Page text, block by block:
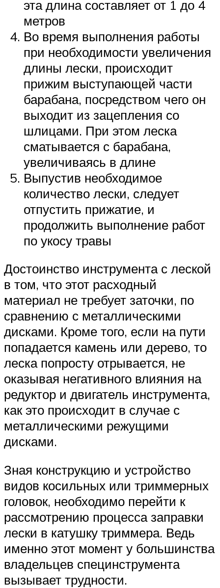
эта длина составляет от 1 до 4
метров
Во время выполнения работы
при необходимости увеличения
длины лески, происходит
прижим выступающей части
барабана, посредством чего он
выходит из зацепления со
шлицами. При этом леска
сматывается с барабана,
увеличиваясь в длине
Выпустив необходимое
количество лески, следует
отпустить прижатие, и
продолжить выполнение работ
по укосу травы
Достоинство инструмента с леской
в том, что этот расходный
материал не требует заточки, по
сравнению с металлическими
дисками. Кроме того, если на пути
попадается камень или дерево, то
леска попросту отрывается, не
оказывая негативного влияния на
редуктор и двигатель инструмента,
как это происходит в случае с
металлическими режущими
дисками.
Зная конструкцию и устройство
видов косильных или триммерных
головок, необходимо перейти к
рассмотрению процесса заправки
лески в катушку триммера. Ведь
именно этот момент у большинства
владельцев специнструмента
вызывает трудности.